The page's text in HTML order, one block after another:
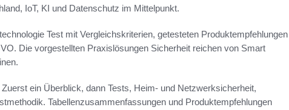
IoT, KI und Datenschutz im Mittelpunkt.
Test mit Vergleichskriterien, getesteten Produktempfehlungen
Die vorgestellten Praxislösungen Sicherheit reichen von Smart
ein Überblick, dann Tests, Heim- und Netzwerksicherheit,
Tabellenzusammenfassungen und Produktempfehlungen